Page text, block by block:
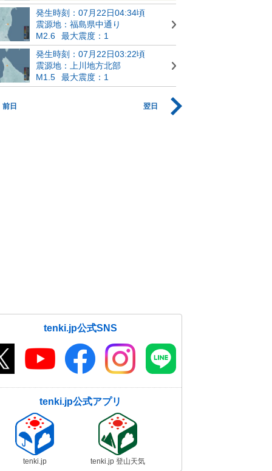
発生時刻：07月22日04:34頃
震源地：福島県中通り
M2.6
最大震度：1
発生時刻：07月22日03:22頃
震源地：上川地方北部
M1.5
最大震度：1
前日 翌日
tenki.jp公式SNS
tenki.jp公式アプリ
tenki.jp tenki.jp 登山天気